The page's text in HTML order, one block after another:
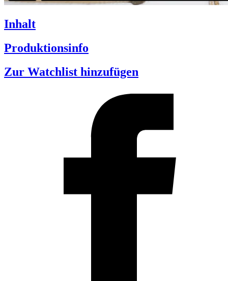
Inhalt
Produktionsinfo
Zur Watchlist hinzufügen